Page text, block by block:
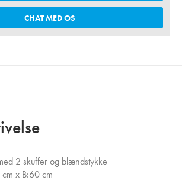
CHAT MED OS
2 skuffer og blændstykke
x B:60 cm